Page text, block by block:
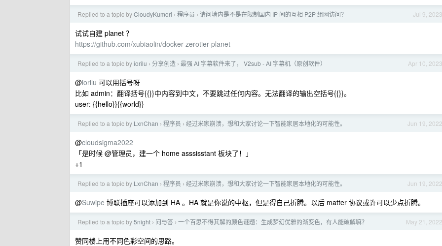
Jul 9, 2023
Replied to a topic byCloudyKumori › 程序员 › 请问墙内是不是在限制国内 IP 间的互相 P2P 组网访问？
试试自建 planet ？
https://github.com/xubiaolin/docker-zerotier-planet
Apr 10, 2023
Replied to a topic byiorilu › 分享创造 › 最强 AI 字幕软件来了， V2sub - AI 字幕机（原创软件）
@iorilu 可以用括号呀
比如 admin：翻译括号{{}}中内容到中文，不要跳过任何内容。无法翻译的输出空括号{{}}。
user: {{hello}}{{world}}
Jun 19, 2022
Replied to a topic by LxnChan › 程序员 › 经过米家崩溃，想和大家讨论一下智能家居本地化的可能性。
@cloudsigma2022
「是时候 @管理员，建一个 home asssisstant 板块了！」
+1
Jun 19, 2022
Replied to a topic by LxnChan › 程序员 › 经过米家崩溃，想和大家讨论一下智能家居本地化的可能性。
@Suwipe 博联插座可以添加到 HA 。HA 就是你说的中枢，但是得自己折腾。以后 matter 协议或许可以少点折腾。
May 21, 2022
Replied to a topic by5night › 问与答 › 一个百思不得其解的颜色谜题：生成梦幻优雅的渐变色，有人能破解嘛？
赞同楼上用不同色彩空间的思路。